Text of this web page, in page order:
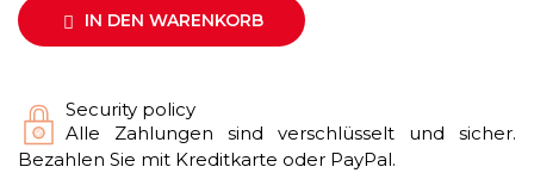
 IN DEN WARENKORB
Security policy
Alle Zahlungen sind verschlüsselt und sicher.
Bezahlen Sie mit Kreditkarte oder PayPal.